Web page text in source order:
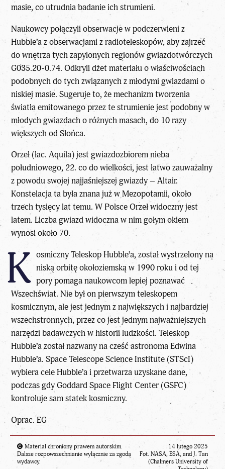
masie, co utrudnia badanie ich strumieni.
Naukowcy połączyli obserwacje w podczerwieni z
Hubble’a z obserwacjami z radioteleskopów, aby zajrzeć
do wnętrza tych zapylonych regionów gwiazdotwórczych
G035.20-0.74. Odkryli dżet materiału o właściwościach
podobnych do tych związanych z młodymi gwiazdami o
niskiej masie. Sugeruje to, że mechanizm tworzenia
światła emitowanego przez te strumienie jest podobny w
młodych gwiazdach o różnych masach, do 10 razy
większych od Słońca.
Orzeł (łac. Aquila) jest gwiazdozbiorem nieba
południowego, 22. co do wielkości, jest łatwo zauważalny
z powodu swojej najjaśniejszej gwiazdy – Altair.
Konstelacja ta była znana już w Mezopotamii, około
trzech tysięcy lat temu. W Polsce Orzeł widoczny jest
latem. Liczba gwiazd widoczna w nim gołym okiem
wynosi około 70.
K osmiczny Teleskop Hubble’a, został wystrzelony na
niską orbitę okołoziemską w 1990 roku i od tej
pory pomaga naukowcom lepiej poznawać
Wszechświat. Nie był on pierwszym teleskopem
kosmicznym, ale jest jednym z największych i najbardziej
wszechstronnych, przez co jest jednym najważniejszych
narzędzi badawczych w historii ludzkości. Teleskop
Hubble’a został nazwany na cześć astronoma Edwina
Hubble’a. Space Telescope Science Institute (STScI)
wybiera cele Hubble’a i przetwarza uzyskane dane,
podczas gdy Goddard Space Flight Center (GSFC)
kontroluje sam statek kosmiczny.
Oprac. EG
Materiał chroniony prawem autorskim.
Dalsze rozpowszechnianie wyłącznie za zgodą
wydawcy.
14 lutego 2025
Fot. NASA, ESA, and J. Tan
(Chalmers University of